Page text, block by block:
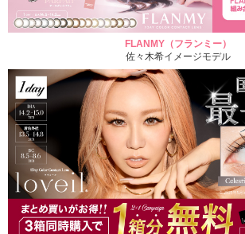
FLANMY（フランミー）
佐々木希イメージモデル